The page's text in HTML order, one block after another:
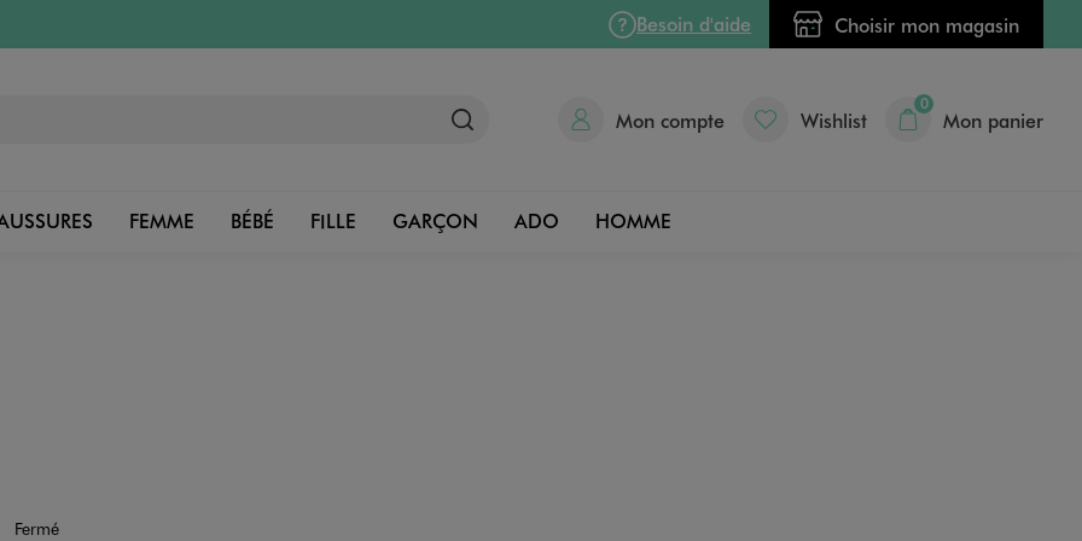
Besoin d'aide Choisir mon magasin
Mon compte Wishlist
0
Mon panier
FEMME BÉBÉ FILLE GARÇON ADO HOMME
Fermé